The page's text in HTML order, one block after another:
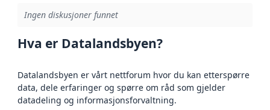
Ingen diskusjoner funnet
Hva er Datalandsbyen?
Datalandsbyen er vårt nettforum hvor du kan etterspørre
data, dele erfaringer og spørre om råd som gjelder
datadeling og informasjonsforvaltning.